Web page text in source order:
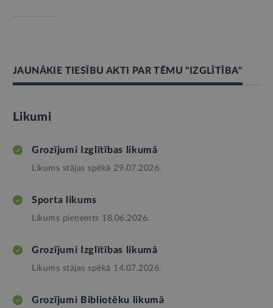
JAUNĀKIE TIESĪBU AKTI PAR TĒMU "IZGLĪTĪBA"
Likumi
Grozījumi Izglītības likumā
Likums stājas spēkā 29.07.2026.
Sporta likums
Likums pieņemts 18.06.2026.
Grozījumi Izglītības likumā
Likums stājas spēkā 14.07.2026.
Grozījumi Bibliotēku likumā